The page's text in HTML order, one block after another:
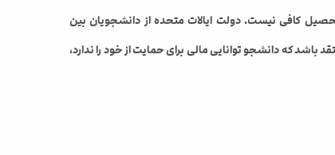
کافی نیست. دولت ایالات متحده از دانشجویان بین
که دانشجو توانایی مالی برای حمایت از خود را ندارد،